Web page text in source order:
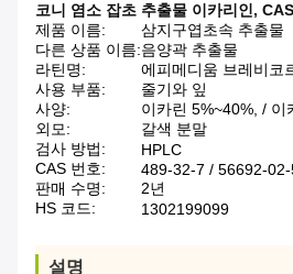
코니 염소 잡초 추출물 이카리인,
제품 이름:
삼지구엽초속 추출물
다른 상품 이름:음양곽 추출물
라틴명:
에피메디움 브레비코
사용 부품:
줄기와 잎
사양:
이카린 5%~40%, / 이
외모:
갈색 분말
검사 방법:
HPLC
CAS 번호:
489-32-7 / 56692-
판매 수명:
2년
HS 코드:
1302199099
설명